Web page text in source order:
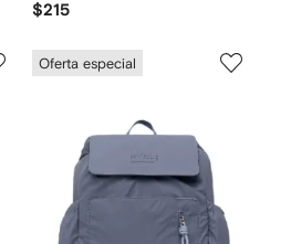
$215
Oferta especial